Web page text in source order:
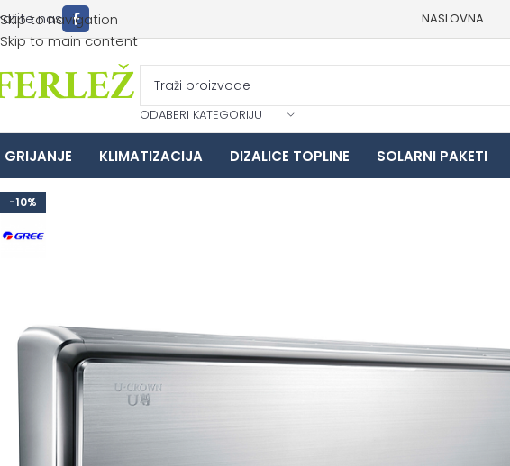
Skip to navigation
Skip to main content
nas NASLOVNA
ODABERI KATEGORIJU
GRIJANJE KLIMATIZACIJA DIZALICE TOPLINE SOLARNI PAKETI
-10%